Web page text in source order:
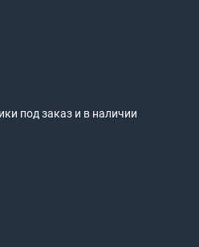
под заказ и в наличии